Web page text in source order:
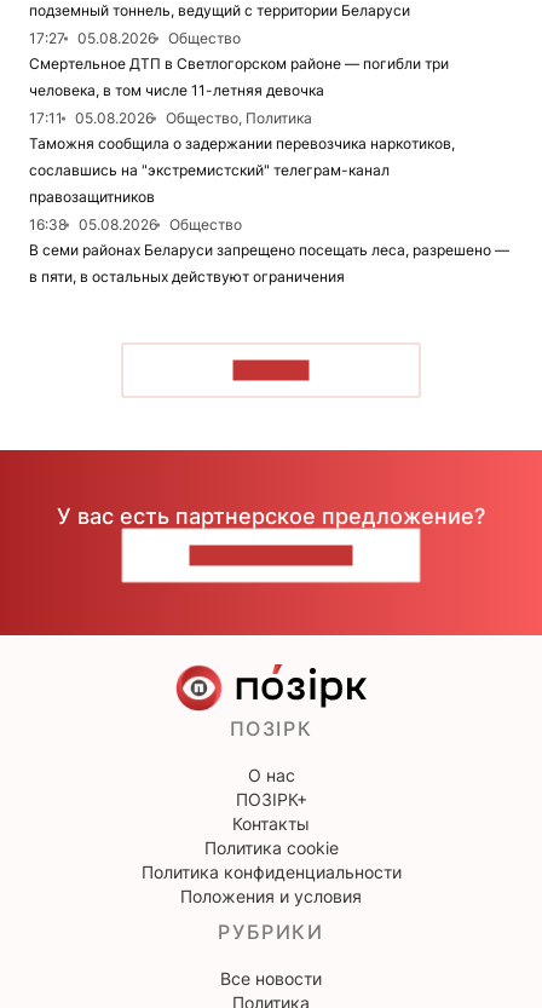
подземный тоннель, ведущий с территории Беларуси
17:27
05.08.2026
Общество
Смертельное ДТП в Светлогорском районе — погибли три
человека, в том числе 11-летняя девочка
17:11
05.08.2026
Общество, Политика
Таможня сообщила о задержании перевозчика наркотиков,
сославшись на "экстремистский" телеграм-канал
правозащитников
16:38
05.08.2026
Общество
В семи районах Беларуси запрещено посещать леса, разрешено —
в пяти, в остальных действуют ограничения
У вас есть партнерское предложение?
ПОЗІРК
О нас
ПОЗІРК+
Контакты
Политика cookie
Политика конфиденциальности
Положения и условия
РУБРИКИ
Все новости
Политика